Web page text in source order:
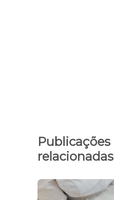
Publicações
relacionadas